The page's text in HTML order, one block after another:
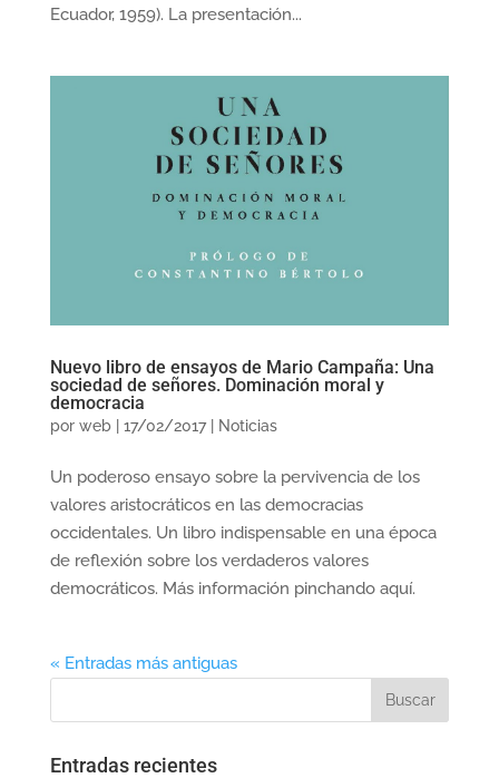
Ecuador, 1959). La presentación...
Nuevo libro de ensayos de Mario Campaña: Una
sociedad de señores. Dominación moral y
democracia
por web| 17/02/2017| Noticias
Un poderoso ensayo sobre la pervivencia de los
valores aristocráticos en las democracias
occidentales. Un libro indispensable en una época
de reflexión sobre los verdaderos valores
democráticos. Más información pinchando aquí.
« Entradas más antiguas
Entradas recientes